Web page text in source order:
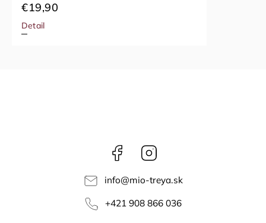
€19,90
Detail
Facebook
info@mio-treya.sk
+421 908 866 036